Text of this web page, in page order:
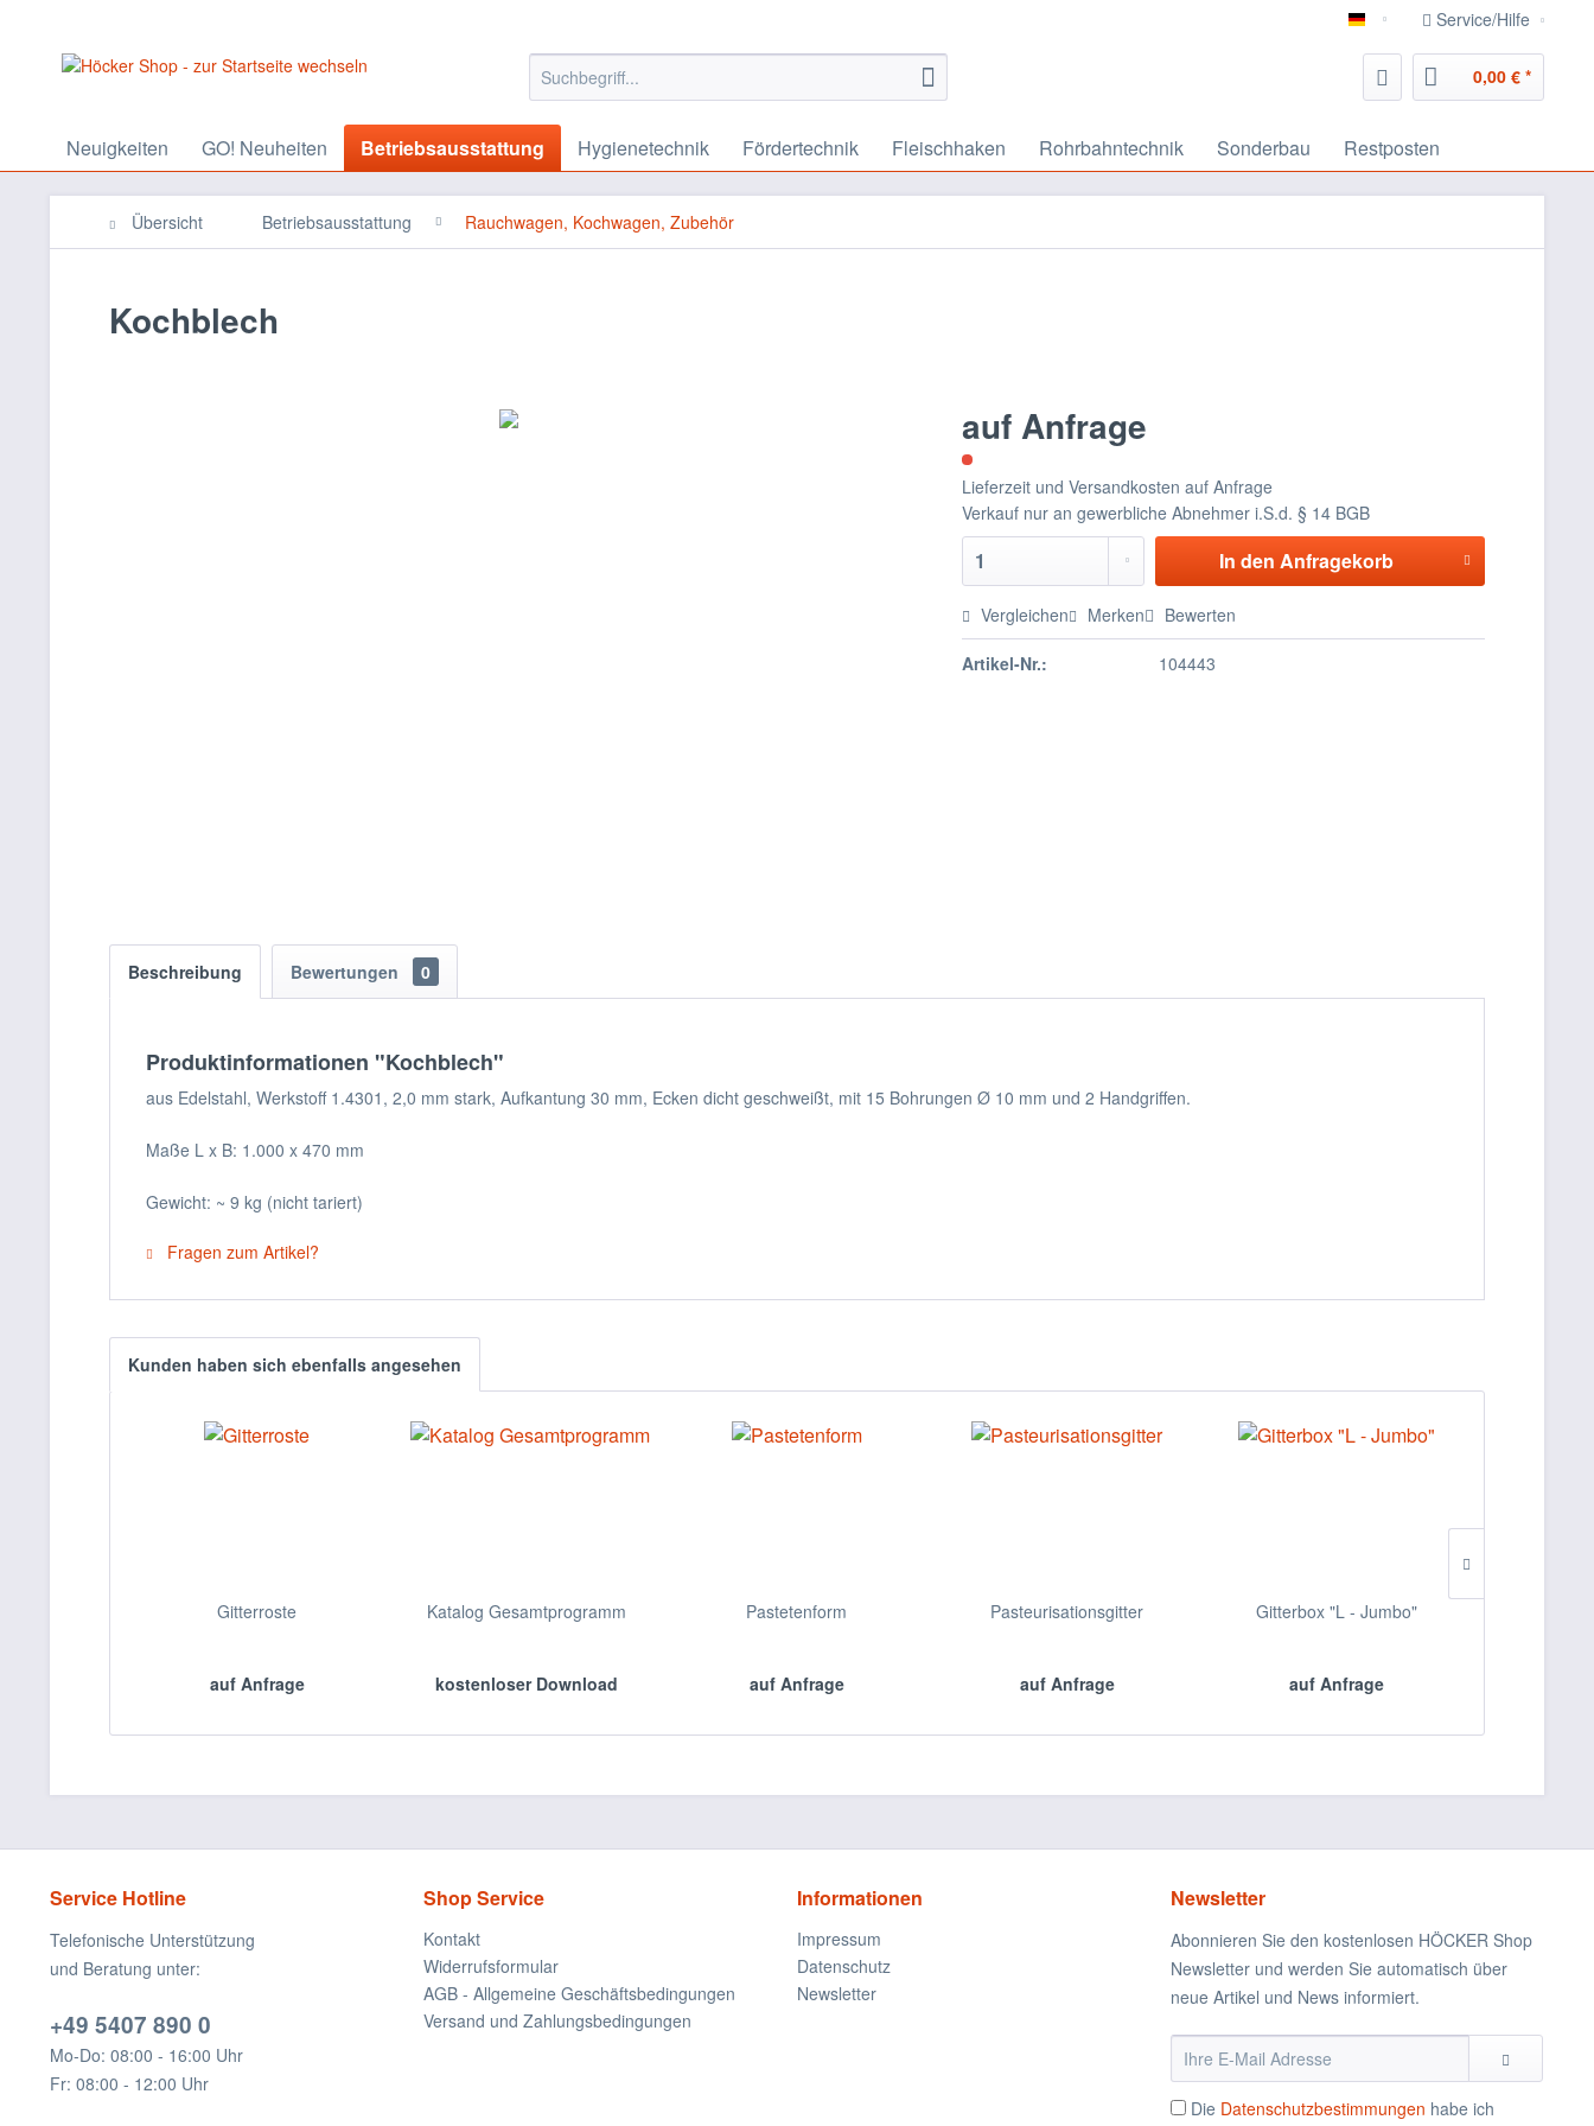
deutsch Service/Hilfe
0,00 € *
Neuigkeiten GO! Neuheiten Betriebsausstattung Hygienetechnik Fördertechnik Fleischhaken Rohrbahntechnik Sonderbau Restposten
Übersicht Betriebsausstattung Rauchwagen, Kochwagen, Zubehör
Kochblech
auf Anfrage
Lieferzeit und Versandkosten auf Anfrage
Verkauf nur an gewerbliche Abnehmer i.S.d. § 14 BGB
In den Anfragekorb
Vergleichen Merken Bewerten
Artikel-Nr.: 104443
Beschreibung Bewertungen 0
Produktinformationen "Kochblech"
aus Edelstahl, Werkstoff 1.4301, 2,0 mm stark, Aufkantung 30 mm, Ecken dicht geschweißt, mit 15 Bohrungen Ø 10 mm und 2 Handgriffen.
Maße L x B: 1.000 x 470 mm
Gewicht: ~ 9 kg (nicht tariert)
Fragen zum Artikel?
Kunden haben sich ebenfalls angesehen
Gitterroste
auf Anfrage
Katalog Gesamtprogramm
kostenloser Download
Pastetenform
auf Anfrage
Pasteurisationsgitter
auf Anfrage
Gitterbox "L - Jumbo"
auf Anfrage
Service Hotline
Telefonische Unterstützung
und Beratung unter:
+49 5407 890 0
Mo-Do: 08:00 - 16:00 Uhr
Fr: 08:00 - 12:00 Uhr
Shop Service
Kontakt
Widerrufsformular
AGB - Allgemeine Geschäftsbedingungen
Versand und Zahlungsbedingungen
Informationen
Impressum
Datenschutz
Newsletter
Newsletter
Abonnieren Sie den kostenlosen HÖCKER Shop
Newsletter und werden Sie automatisch über
neue Artikel und News informiert.
Die Datenschutzbestimmungen habe ich